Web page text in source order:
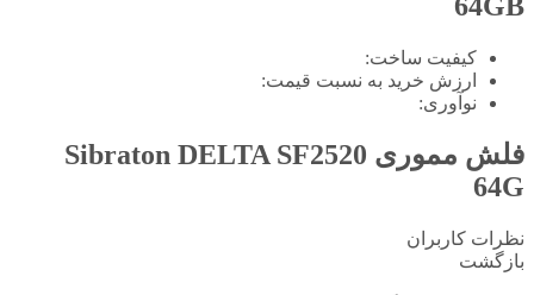
کیفیت ساخت:
ارزش خرید به نسبت قیمت:
نوآوری:
فلش مموری Sibraton DELTA SF2520
64G
نظرات کاربران
بازگشت